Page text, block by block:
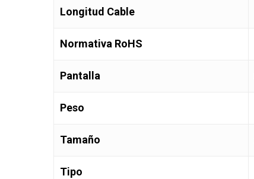
Longitud Cable
Normativa RoHS
Pantalla
Peso
Tamaño
Tipo